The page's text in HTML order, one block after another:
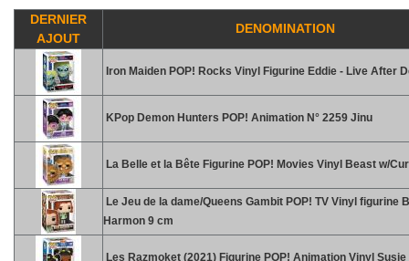
DERNIER
AJOUT
DENOMINATION
Iron Maiden POP! Rocks Vinyl Figurine Eddie - Live After
KPop Demon Hunters POP! Animation N° 2259 Jinu
La Belle et la Bête Figurine POP! Movies Vinyl Beast w/
Le Jeu de la dame/Queens Gambit POP! TV Vinyl figurine
Harmon 9 cm
Les Razmoket (2021) Figurine POP! Animation Vinyl Susie